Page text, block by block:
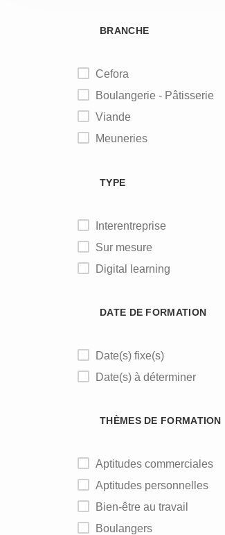
BRANCHE
Cefora
Boulangerie - Pâtisserie
Viande
Meuneries
TYPE
Interentreprise
Sur mesure
Digital learning
DATE DE FORMATION
Date(s) fixe(s)
Date(s) à déterminer
THÈMES DE FORMATION
Aptitudes commerciales
Aptitudes personnelles
Bien-être au travail
Boulangers